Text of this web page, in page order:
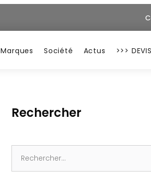
Marques Société Actus >>>
Rechercher
for: